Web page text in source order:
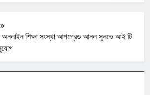
অনলাইন শিক্ষা সংস্থা আপগ্রেড আনল সুলভে আই টি